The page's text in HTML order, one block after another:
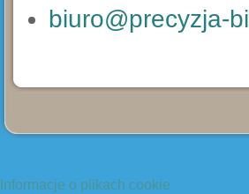
biuro@precyzja-
Informacje o plikach cookie